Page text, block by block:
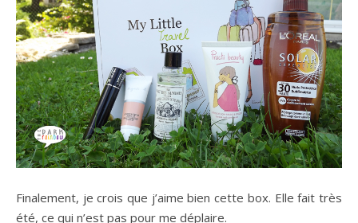
Finalement, je crois que j’aime bien cette box. Elle fait très
été, ce qui n’est pas pour me déplaire.